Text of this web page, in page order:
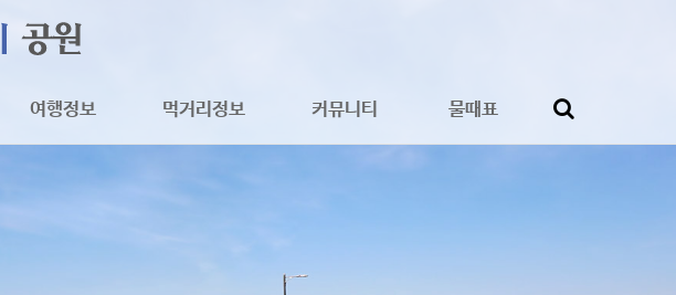
여행정보 먹거리정보 커뮤니티 물때표